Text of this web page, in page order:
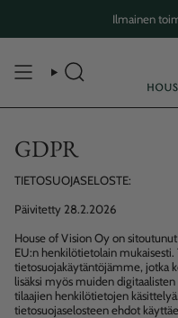
content
Ilmainen
SEARCH
GDPR
TIETOSUOJASELOSTE:
Päivitetty 28.2.2026
House of Vision Oy on
EU:n henkilötietolain mukaisesti.
tietosuojakäytäntöjämme, jotka
lisäksi myös muiden
tilaajien henkilötietojen
tietosuojaselosteen ehdot